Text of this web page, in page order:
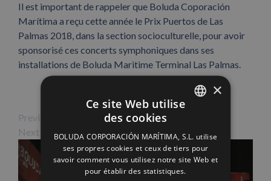
Il est important de rappeler que Boluda Coporación
Marítima a reçu cette année le Prix Puertos de Las
Palmas 2018, dans la section socioculturelle, pour avoir
sponsorisé ces concerts symphoniques dans ses
installations de Boluda Maritime Terminal Las Palmas.
Previous Image
Next Image
ENGLISH
FRENCH
×
Ce site Web utilise
des cookies
BOLUDA CORPORACIÓN MARÍTIMA, S.L. utilise
ses propres cookies et ceux de tiers pour
savoir comment vous utilisez notre site Web et
pour établir des statistiques.